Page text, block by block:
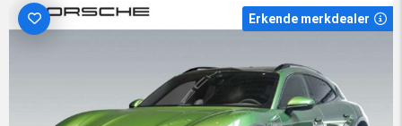
Erkende merkdealer